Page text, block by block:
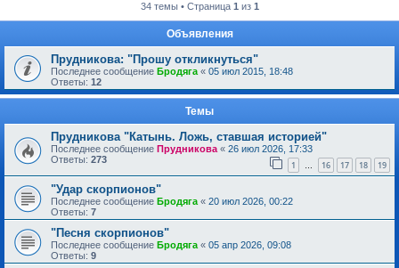
34 темы • Страница 1 из 1
Объявления
Прудникова: "Прошу откликнуться"
Последнее сообщение Бродяга « 05 июл 2015, 18:48
Ответы: 12
Темы
Прудникова "Катынь. Ложь, ставшая историей"
Последнее сообщение Прудникова « 26 июл 2026, 17:33
Ответы: 273 1 … 16 17 18 19
"Удар скорпионов"
Последнее сообщение Бродяга « 20 июл 2026, 00:22
Ответы: 7
"Песня скорпионов"
Последнее сообщение Бродяга « 05 апр 2026, 09:08
Ответы: 9